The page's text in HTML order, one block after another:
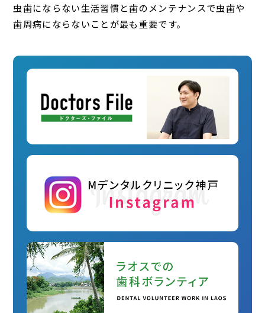
虫歯にならない生活習慣と歯のメンテナンスで虫歯や
歯周病にならないことが最も重要です。